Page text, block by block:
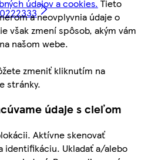
údajov a cookies. Tieto
a neovplyvnia údaje o
však zmení spôsob, akým vám
našom webe.
zmeniť kliknutím na
stránky.
údaje s cieľom
Aktívne skenovať
identifikáciu. Ukladať a/alebo